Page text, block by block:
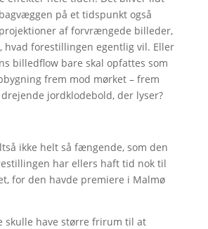
på et tidspunkt også
af forvrængede billeder,
hvad forestillingen egentlig vil. Eller
billedflow bare skal opfattes som
frem mod mørket – frem
jordklodebold, der lyser?
ikke helt så fængende, som den
har ellers haft tid nok til
for den havde premiere i Malmø
skulle have større frirum til at